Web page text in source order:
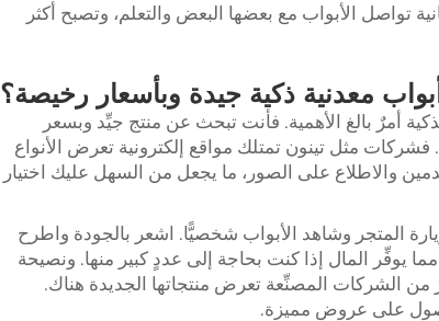
تواصل الأبواب مع بعضها البعض والتعلم، وتصبح أكثر
معدنية ذكية جيدة وبأسعار رخيصة؟
أمرٌ بالغ الأهمية. فأنت تبحث عن منتج جيِّد وبسعر
مثل تينون تمتلك مواقع إلكترونية تعرض الأنواع
والاطلاع على الصور، ما يجعل من السهل عليك اختيار
المتجر وشاهد الأبواب شخصيًّا. اشعر بالجودة واطرح
يوفِّر المال إذا كنت بحاجة إلى عددٍ كبير منها. ونصيحة
من الشركات المصنِّعة تعرض منتجاتها الجديدة هناك.
على عروض مميزة.